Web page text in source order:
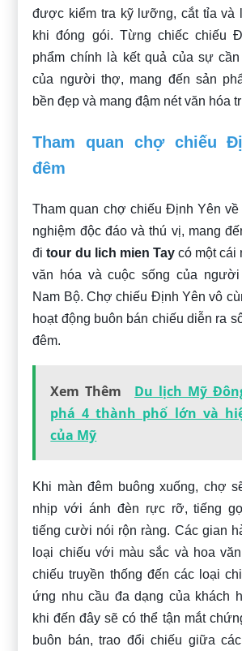
được kiểm tra kỹ lưỡng, cắt tỉa và
khi đóng gói. Từng chiếc chiếu
phẩm chính là kết quả của sự
của người thợ, mang đến sản
bền đẹp và mang đậm nét văn hóa
Tham quan chợ chiếu
đêm
Tham quan chợ chiếu Định Yên về
nghiệm độc đáo và thú vị, mang
đitour du lich mien Taycó một cái
văn hóa và cuộc sống của
Nam Bộ. Chợ chiếu Định Yên vô
hoạt động buôn bán chiếu diễn ra
đêm.
Xem Thêm
Du lịch Mỹ
phá 4 thành phố lớn và
của Mỹ
Khi màn đêm buông xuống, chợ
nhịp với ánh đèn rực rỡ, tiếng
tiếng cười nói rộn ràng. Các gian
loại chiếu với màu sắc và hoa
chiếu truyền thống đến các loại
ứng nhu cầu đa dạng của khách
khi đến đây sẽ có thể tận mắt
buôn bán, trao đổi chiếu giữa